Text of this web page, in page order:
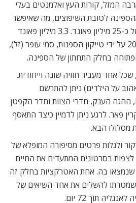
המזל, קורות העץ ואלמנטים בעלי
לטובת השיפוצים, מה שאיפשר
את בנייתה מחדש בסכום של כ-25 מיליון פאונד. 3.3 מיליון פאונד
מסכום זה נתרמו בשנת 2008 על ידי טייקון הספנות, סמי עופר (זל),
בחלק התחתון של הספינה.
אחד מעביר חוויה שונה וייחודית.
על הילדים) ניתן להתרשם
ההגה הענק, חדרי הצוות וחדר הקפטן
פאר. לרגע ניתן לדמיין כיצד התאסף
מסלולו הבא.
ולגלות פרטים מסיפורה המופלא של
בסרטונים המתעדים את החיים
שנמצאו בה. אחת האטרקציות בחלק זה
להשלים את אחד השיאים של
תוך 72 יום.